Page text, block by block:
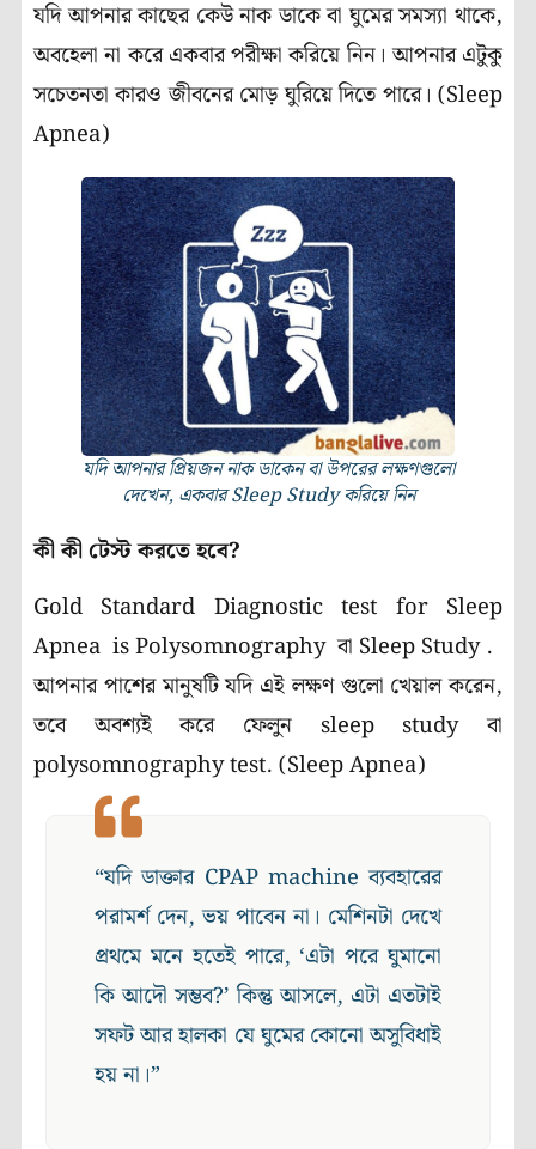
যদি আপনার কাছের কেউ নাক ডাকে বা ঘুমের সমস্যা থাকে,
অবহেলা না করে একবার পরীক্ষা করিয়ে নিন। আপনার এটুকু
সচেতনতা কারও জীবনের মোড় ঘুরিয়ে দিতে পারে। (Sleep
Apnea)
যদি আপনার প্রিয়জন নাক ডাকেন বা উপরের লক্ষণগুলো
দেখেন, একবার Sleep Study করিয়ে নিন
কী কী টেস্ট করতে হবে?
Gold Standard Diagnostic test for Sleep
Apnea is Polysomnography বা Sleep Study .
আপনার পাশের মানুষটি যদি এই লক্ষণ গুলো খেয়াল করেন,
তবে অবশ্যই করে ফেলুন sleep study বা
polysomnography test. (Sleep Apnea)
“যদি ডাক্তার CPAP machine ব্যবহারের
পরামর্শ দেন, ভয় পাবেন না। মেশিনটা দেখে
প্রথমে মনে হতেই পারে, ‘এটা পরে ঘুমানো
কি আদৌ সম্ভব?’ কিন্তু আসলে, এটা এতটাই
সফট আর হালকা যে ঘুমের কোনো অসুবিধাই
হয় না।”